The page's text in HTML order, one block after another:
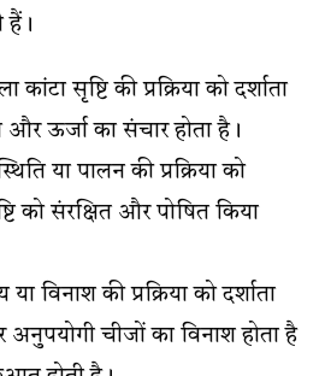
हैं।
कांटा सृष्टि की प्रक्रिया को दर्शाता
ऊर्जा का संचार होता है।
या पालन की प्रक्रिया को
को संरक्षित और पोषित किया
विनाश की प्रक्रिया को दर्शाता
चीजों का विनाश होता है